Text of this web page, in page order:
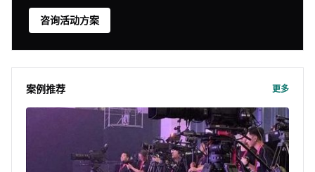
咨询活动方案
案例推荐 更多